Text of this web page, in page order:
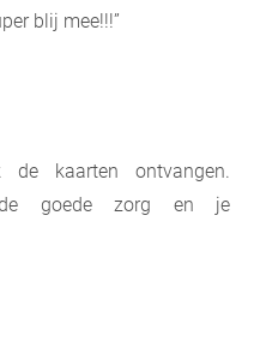
blij mee!!!”
de kaarten ontvangen.
de goede zorg en je